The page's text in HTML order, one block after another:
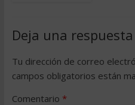
Deja una respuesta
Tu dirección de correo
campos obligatorios están
Comentario *